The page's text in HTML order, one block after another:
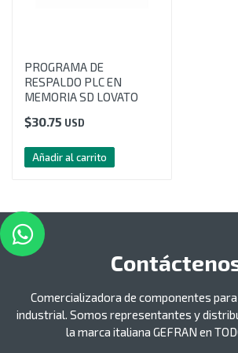
PROGRAMA DE
RESPALDO PLC EN
MEMORIA SD LOVATO
$30.75 USD
Añadir al carrito
Comercializadora de componentes
industrial. Somos representantes y
la marca italiana GEFRAN en